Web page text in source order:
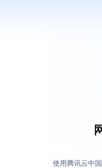
使用腾讯云中